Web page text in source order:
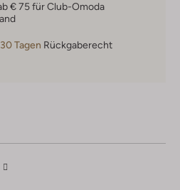
€ 75 für Club-Omoda
30 Tagen Rückgaberecht